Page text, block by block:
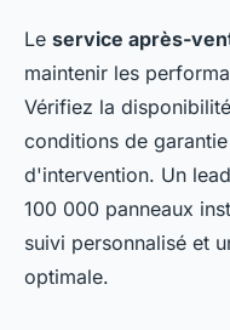
Le service après-
maintenir les
Vérifiez la
conditions de
d'intervention. Un
100 000 panneaux
suivi personnalisé et
optimale.